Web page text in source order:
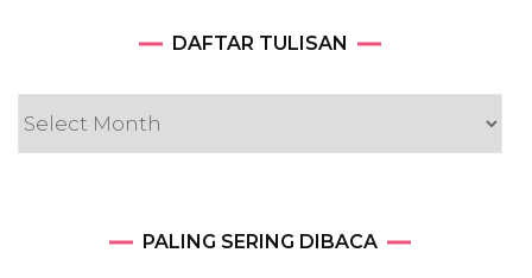
DAFTAR TULISAN
DAFTAR
PALING SERING DIBACA